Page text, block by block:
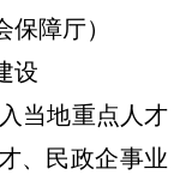
障厅）
设
当地重点人才
、民政企事业